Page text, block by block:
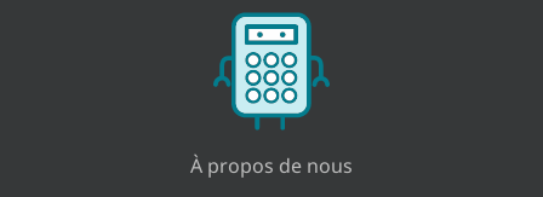
À propos de nous